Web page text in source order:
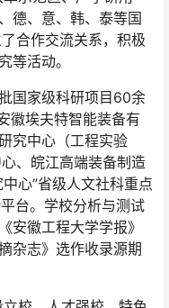
德、意、韩、泰等国
合作交流关系，积极
等活动。
国家级科研项目60余
徽埃夫特智能装备有
究中心（工程实验
、皖江高端装备制造
心”省级人文社科重点
台。学校分析与测试
安徽工程大学学报》
杂志》选作收录源期